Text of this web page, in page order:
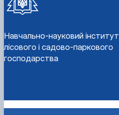
Навчально-науковий інститут
лісового і садово-паркового
господарства